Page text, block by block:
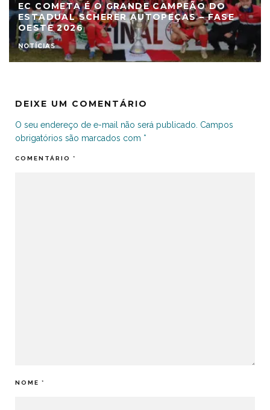
EC COMETA É O GRANDE CAMPEÃO DO
ESTADUAL SCHERER AUTOPEÇAS – FASE
OESTE 2026
NOTÍCIAS
DEIXE UM COMENTÁRIO
O seu endereço de e-mail não será publicado. Campos
obrigatórios são marcados com *
COMENTÁRIO *
NOME *